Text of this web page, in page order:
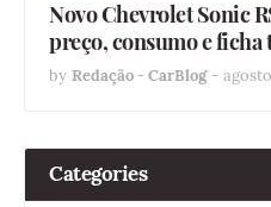
Novo Chevrolet Sonic
preço, consumo e ficha
by Redação - CarBlog -
Categories